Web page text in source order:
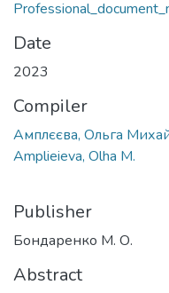
Date
2023
Compiler
Амплєєва, Ольга
Amplieieva, Olha M.
Publisher
Бондаренко М. О.
Abstract